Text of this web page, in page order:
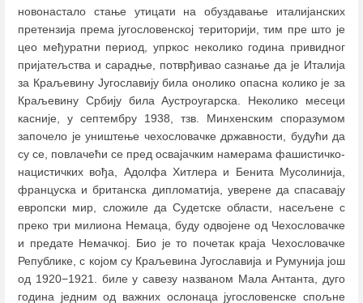
новонастало стање утицати на обуздавање италијанских
претензија према југословенској територији, тим пре што је
цео међуратни период, упркос неколико година привидног
пријатељства и сарадње, потврђивао сазнање да је Италија
за Краљевину Југославију била онолико опасна колико је за
Краљевину Србију била Аустроугарска. Неколико месеци
касније, у септембру 1938, тзв. Минхенским споразумом
започело је уништење чехословачке државности, будући да
су се, повлачећи се пред освајачким намерама фашистичко-
нацистичких вођа, Адолфа Хитлера и Бенита Мусолинија,
француска и британска дипломатија, уверене да спасавају
европски мир, сложиле да Судетске области, насељене с
преко три милиона Немаца, буду одвојене од Чехословачке
и предате Немачкој. Био је то почетак краја Чехословачке
Републике, с којом су Краљевина Југославија и Румунија још
од 1920−1921. биле у савезу названом Мала Антанта, дуго
година једним од важних ослонаца југословенске спољне